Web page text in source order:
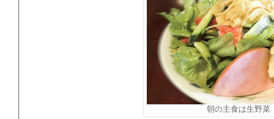
朝の主食は生野菜